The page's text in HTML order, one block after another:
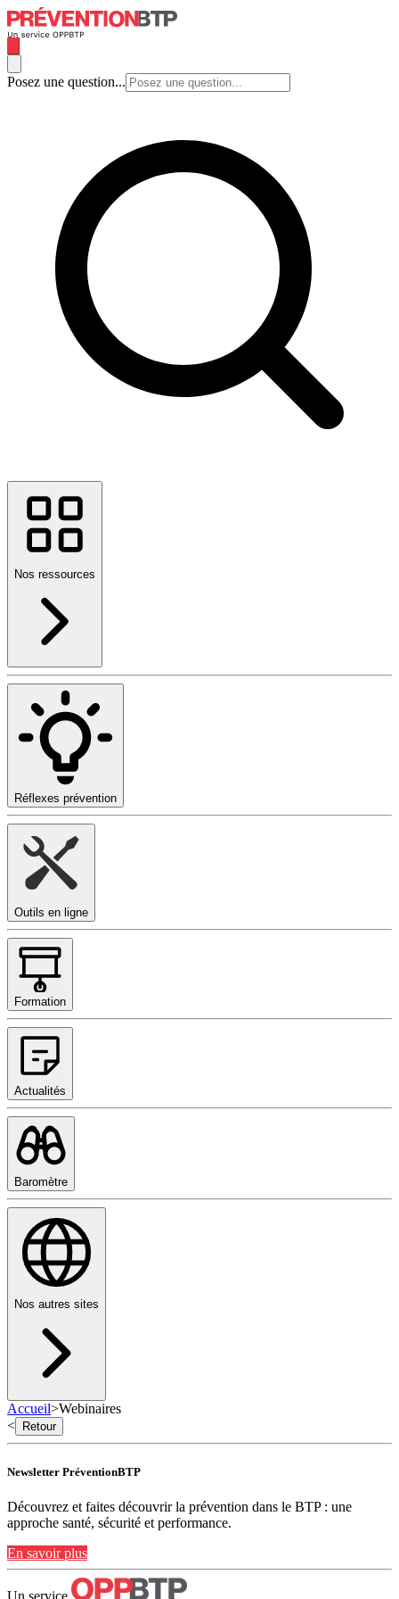
Posez une question...
Nos ressources
Réflexes prévention
Outils en ligne
Formation
Actualités
Baromètre
Nos autres sites
Accueil>Webinaires
<
Retour
Newsletter PréventionBTP
Découvrez et faites découvrir la prévention dans le BTP : une
approche santé, sécurité et performance.
En savoir plus
Un service